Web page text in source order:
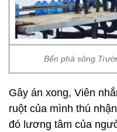
Bến phà sông
Gây án xong, Viên
ruột của mình thú
đó lương tâm của